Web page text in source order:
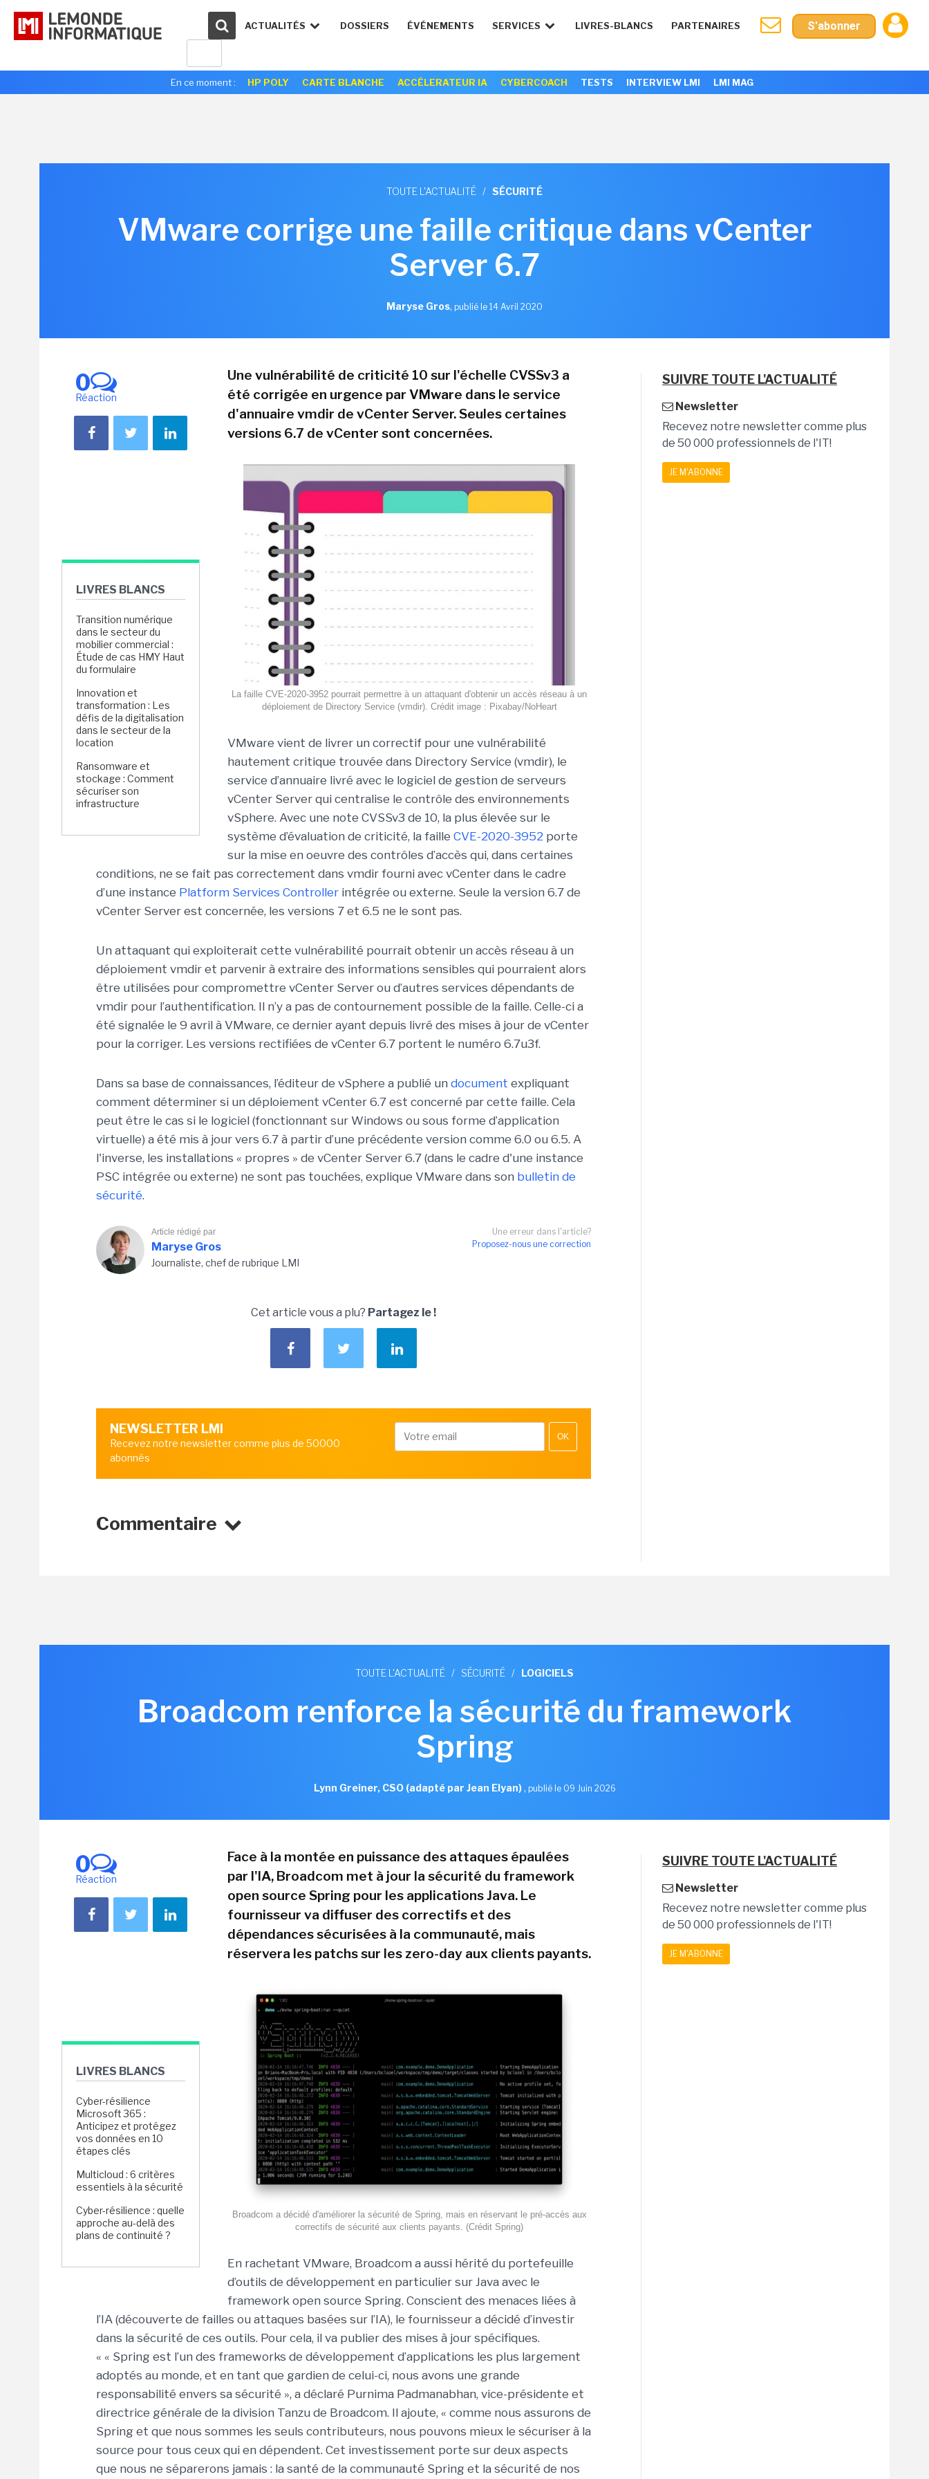
ACTUALITÉS DOSSIERS ÉVÉNEMENTS SERVICES LIVRES-BLANCS PARTENAIRES S'abonner
En ce moment : HP POLY CARTE BLANCHE ACCÉLERATEUR IA CYBERCOACH TESTS INTERVIEW LMI LMI MAG
TOUTE L'ACTUALITÉ / SÉCURITÉ
VMware corrige une faille critique dans vCenter
Server 6.7
Maryse Gros, publié le 14 Avril 2020
0
Réaction
LIVRES BLANCS
Transition numérique
dans le secteur du
mobilier commercial :
Étude de cas HMY Haut
du formulaire
Innovation et
transformation : Les
défis de la digitalisation
dans le secteur de la
location
Ransomware et
stockage : Comment
sécuriser son
infrastructure
Une vulnérabilité de criticité 10 sur l'échelle CVSSv3 a
été corrigée en urgence par VMware dans le service
d'annuaire vmdir de vCenter Server. Seules certaines
versions 6.7 de vCenter sont concernées.
La faille CVE-2020-3952 pourrait permettre à un attaquant d'obtenir un accès réseau à un
déploiement de Directory Service (vmdir). Crédit image : Pixabay/NoHeart
VMware vient de livrer un correctif pour une vulnérabilité
hautement critique trouvée dans Directory Service (vmdir), le
service d’annuaire livré avec le logiciel de gestion de serveurs
vCenter Server qui centralise le contrôle des environnements
vSphere. Avec une note CVSSv3 de 10, la plus élevée sur le
système d’évaluation de criticité, la faille CVE-2020-3952 porte
sur la mise en oeuvre des contrôles d’accès qui, dans certaines
conditions, ne se fait pas correctement dans vmdir fourni avec vCenter dans le cadre
d’une instance Platform Services Controller intégrée ou externe. Seule la version 6.7 de
vCenter Server est concernée, les versions 7 et 6.5 ne le sont pas.
Un attaquant qui exploiterait cette vulnérabilité pourrait obtenir un accès réseau à un
déploiement vmdir et parvenir à extraire des informations sensibles qui pourraient alors
être utilisées pour compromettre vCenter Server ou d’autres services dépendants de
vmdir pour l’authentification. Il n’y a pas de contournement possible de la faille. Celle-ci a
été signalée le 9 avril à VMware, ce dernier ayant depuis livré des mises à jour de vCenter
pour la corriger. Les versions rectifiées de vCenter 6.7 portent le numéro 6.7u3f.
Dans sa base de connaissances, l’éditeur de vSphere a publié un document expliquant
comment déterminer si un déploiement vCenter 6.7 est concerné par cette faille. Cela
peut être le cas si le logiciel (fonctionnant sur Windows ou sous forme d’application
virtuelle) a été mis à jour vers 6.7 à partir d’une précédente version comme 6.0 ou 6.5. A
l'inverse, les installations « propres » de vCenter Server 6.7 (dans le cadre d'une instance
PSC intégrée ou externe) ne sont pas touchées, explique VMware dans son bulletin de
sécurité.
Une erreur dans l'article?
Proposez-nous une correction
Article rédigé par
Maryse Gros
Journaliste, chef de rubrique LMI
Cet article vous a plu? Partagez le !
NEWSLETTER LMI
Recevez notre newsletter comme plus de 50000
abonnés
OK
Commentaire
SUIVRE TOUTE L'ACTUALITÉ
Newsletter
Recevez notre newsletter comme plus
de 50 000 professionnels de l'IT!
JE M'ABONNE
TOUTE L'ACTUALITÉ / SÉCURITÉ / LOGICIELS
Broadcom renforce la sécurité du framework
Spring
Lynn Greiner, CSO (adapté par Jean Elyan), publié le 09 Juin 2026
0
Réaction
LIVRES BLANCS
Cyber-résilience
Microsoft 365 :
Anticipez et protégez
vos données en 10
étapes clés
Multicloud : 6 critères
essentiels à la sécurité
Cyber-résilience : quelle
approche au-delà des
plans de continuité ?
Face à la montée en puissance des attaques épaulées
par l'IA, Broadcom met à jour la sécurité du framework
open source Spring pour les applications Java. Le
fournisseur va diffuser des correctifs et des
dépendances sécurisées à la communauté, mais
réservera les patchs sur les zero-day aux clients payants.
Broadcom a décidé d'améliorer la sécurité de Spring, mais en réservant le pré-accès aux
correctifs de sécurité aux clients payants. (Crédit Spring)
En rachetant VMware, Broadcom a aussi hérité du portefeuille
d’outils de développement en particulier sur Java avec le
framework open source Spring. Conscient des menaces liées à
l’IA (découverte de failles ou attaques basées sur l’IA), le fournisseur a décidé d’investir
dans la sécurité de ces outils. Pour cela, il va publier des mises à jour spécifiques.
« « Spring est l’un des frameworks de développement d’applications les plus largement
adoptés au monde, et en tant que gardien de celui-ci, nous avons une grande
responsabilité envers sa sécurité », a déclaré Purnima Padmanabhan, vice-présidente et
directrice générale de la division Tanzu de Broadcom. Il ajoute, « comme nous assurons de
Spring et que nous sommes les seuls contributeurs, nous pouvons mieux le sécuriser à la
source pour tous ceux qui en dépendent. Cet investissement porte sur deux aspects
que nous ne séparerons jamais : la santé de la communauté Spring et la sécurité de nos
SUIVRE TOUTE L'ACTUALITÉ
Newsletter
Recevez notre newsletter comme plus
de 50 000 professionnels de l'IT!
JE M'ABONNE